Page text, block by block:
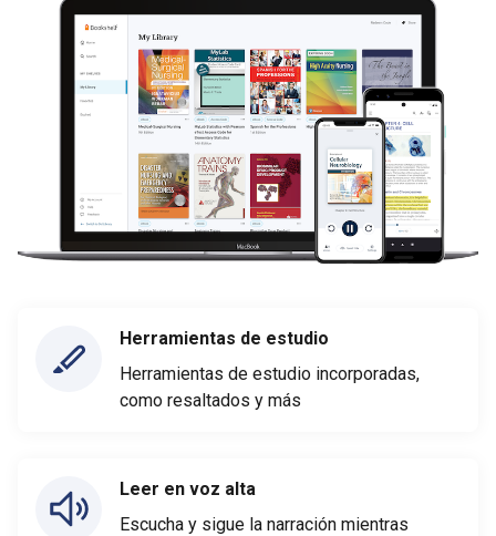
Herramientas de estudio
Herramientas de estudio incorporadas,
como resaltados y más
Leer en voz alta
Escucha y sigue la narración mientras